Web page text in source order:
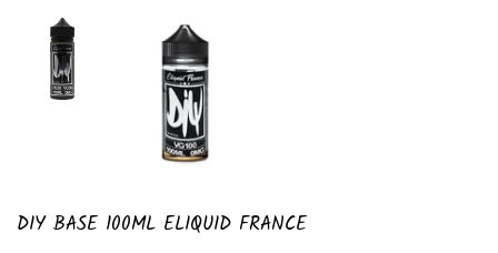
DIY BASE 100ML ELIQUID FRANCE